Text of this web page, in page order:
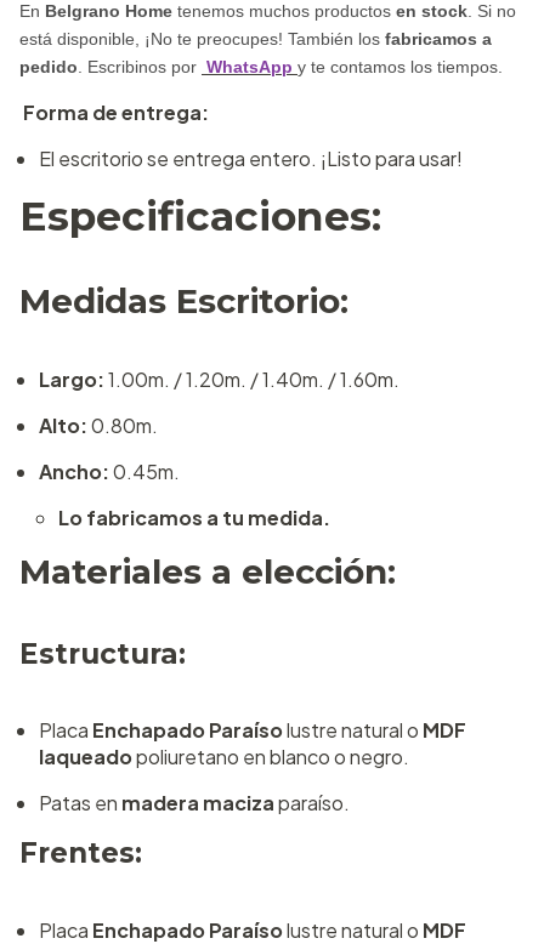
En Belgrano Home tenemos muchos productos en stock . Si no
está disponible, ¡No te preocupes! También los fabricamos a
pedido . Escribinos por WhatsApp y te contamos los tiempos.
Forma de entrega:
El escritorio se entrega entero. ¡Listo para usar!
Especificaciones:
Medidas Escritorio:
Largo:1.00m. / 1.20m. / 1.40m. / 1.60m.
Alto:0.80m.
Ancho:0.45m.
Lo fabricamos a tu medida.
Materiales a elección:
Estructura:
Placa Enchapado Paraísolustre natural o MDF
laqueadopoliuretano en blanco o negro.
Patas en madera macizaparaíso.
Frentes:
Placa Enchapado Paraísolustre natural o MDF